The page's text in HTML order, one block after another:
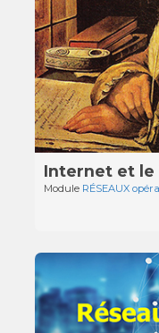
Internet et le
Module RÉSEAUX